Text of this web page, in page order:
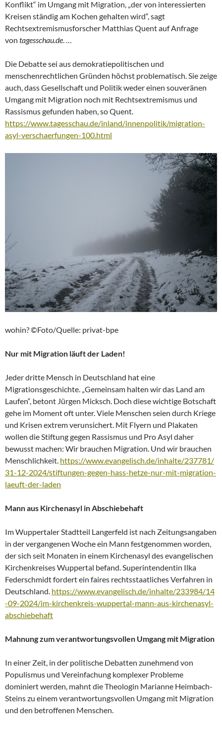
Konflikt“ im Umgang mit Migration, „der von interessierten
Kreisen ständig am Kochen gehalten wird“, sagt
Rechtsextremismusforscher Matthias Quent auf Anfrage
von tagesschau.de
Die Debatte sei aus demokratiepolitischen und
menschenrechtlichen Gründen höchst problematisch. Sie zeige
auch, dass Gesellschaft und Politik weder einen souveränen
Umgang mit Migration noch mit Rechtsextremismus und
Rassismus gefunden haben, so Quent.
https://www.tagesschau.de/inland/innenpolitik/migration-
asyl-verschaerfungen-100.html
wohin? ©Foto/Quelle: privat-bpe
Nur mit Migration läuft der Laden!
Jeder dritte Mensch in Deutschland hat eine
Migrationsgeschichte. „Gemeinsam halten wir das Land am
Laufen“, betont Jürgen Micksch. Doch diese wichtige Botschaft
gehe im Moment oft unter. Viele Menschen seien durch Kriege
und Krisen extrem verunsichert. Mit Flyern und Plakaten
wollen die Stiftung gegen Rassismus und Pro Asyl daher
bewusst machen: Wir brauchen Migration. Und wir brauchen
Menschlichkeit. https://www.evangelisch.de/inhalte/237781/
31-12-2024/stiftungen-gegen-hass-hetze-nur-mit-migration-
laeuft-der-laden
Mann aus Kirchenasyl in Abschiebehaft
Im Wuppertaler Stadtteil Langerfeld ist nach Zeitungsangaben
in der vergangenen Woche ein Mann festgenommen worden,
der sich seit Monaten in einem Kirchenasyl des evangelischen
Kirchenkreises Wuppertal befand. Superintendentin Ilka
Federschmidt fordert ein faires rechtsstaatliches Verfahren in
Deutschland. https://www.evangelisch.de/inhalte/233984/14
-09-2024/im-kirchenkreis-wuppertal-mann-aus-kirchenasyl-
abschiebehaft
Mahnung zum verantwortungsvollen Umgang mit Migration
In einer Zeit, in der politische Debatten zunehmend von
Populismus und Vereinfachung komplexer Probleme
dominiert werden, mahnt die Theologin Marianne Heimbach-
Steins zu einem verantwortungsvollen Umgang mit Migration
und den betroffenen Menschen.